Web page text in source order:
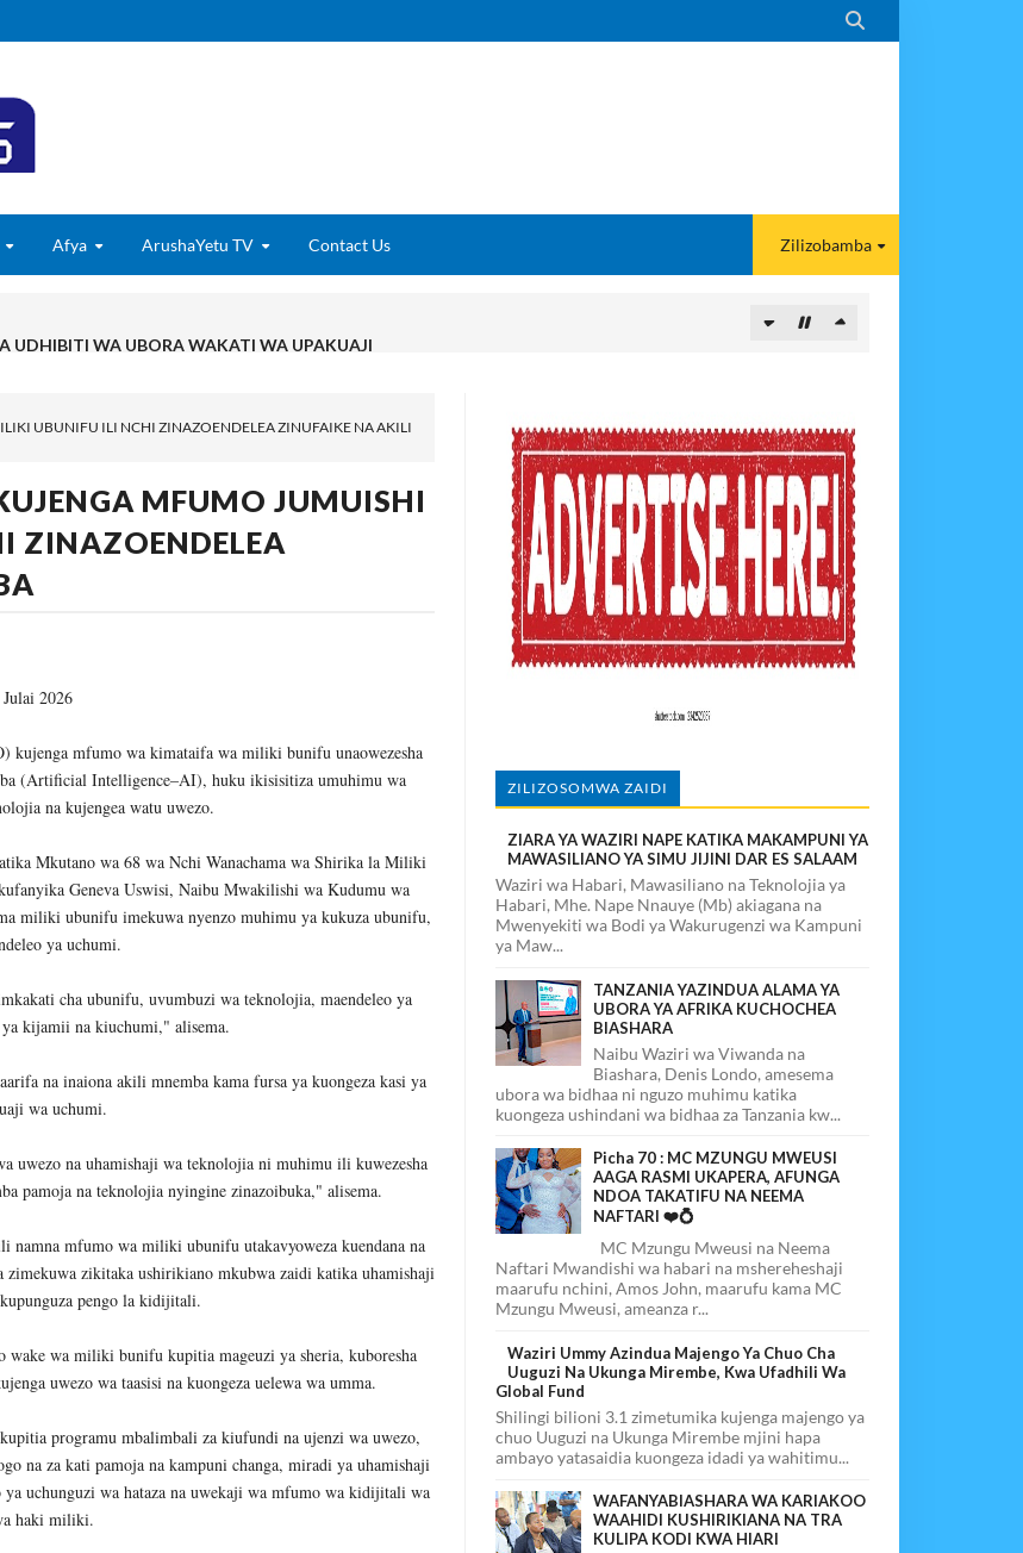

Afya ArushaYetu TV Contact Us Zilizobamba
UDHIBITI WA UBORA WAKATI WA UPAKUAJI
WAPONGEZWA KWA KUCHANGIA UTOSHELEVU WA CHAKULA NCHINI
Lilikuwa Halitoi Mavuno Hata Kidogo Wakati La Jirani Likistawi, Mpaka Laana Ya Ardhi Ilipondolewa
Mimi Na Kuanza Kutumia Pesa Zote Nje, Mpaka Dawa Ya Mvuto Na Mahaba Iliporudisha Heshima
Kisiri Bila Kufanya Cha Maana, Mpaka Nilipovunja Mtego Wa Chuma Ulete
WAHIMIZWA KUWEKEZA KWA WALEZI WENYE TAALUMA
BILIONI 10 ZA BIASHARA YA KABONI
UBUNIFU ILI NCHI ZINAZOENDELEA ZINUFAIKE NA AKILI
MFUMO JUMUISHI
ZINAZOENDELEA
2026
mfumo wa kimataifa wa miliki bunifu unaowezesha
(Artificial Intelligence–AI), huku ikisisitiza umuhimu wa
na kujengea watu uwezo.
Mkutano wa 68 wa Nchi Wanachama wa Shirika la Miliki
Geneva Uswisi, Naibu Mwakilishi wa Kudumu wa
miliki ubunifu imekuwa nyenzo muhimu ya kukuza ubunifu,
ya uchumi.
cha ubunifu, uvumbuzi wa teknolojia, maendeleo ya
ya kijamii na kiuchumi," alisema.
na inaiona akili mnemba kama fursa ya kuongeza kasi ya
wa uchumi.
na uhamishaji wa teknolojia ni muhimu ili kuwezesha
pamoja na teknolojia nyingine zinazoibuka," alisema.
mfumo wa miliki ubunifu utakavyoweza kuendana na
zikitaka ushirikiano mkubwa zaidi katika uhamishaji
pengo la kidijitali.
wake wa miliki bunifu kupitia mageuzi ya sheria, kuboresha
uwezo wa taasisi na kuongeza uelewa wa umma.
programu mbalimbali za kiufundi na ujenzi wa uwezo,
na za kati pamoja na kampuni changa, miradi ya uhamishaji
uchunguzi wa hataza na uwekaji wa mfumo wa kidijitali wa
haki miliki.
ZILIZOSOMWA ZAIDI
ZIARA YA WAZIRI NAPE KATIKA MAKAMPUNI YA
MAWASILIANO YA SIMU JIJINI DAR ES SALAAM
Waziri wa Habari, Mawasiliano na Teknolojia ya
Habari, Mhe. Nape Nnauye (Mb) akiagana na
Mwenyekiti wa Bodi ya Wakurugenzi wa Kampuni
ya Maw...
TANZANIA YAZINDUA ALAMA YA
UBORA YA AFRIKA KUCHOCHEA
BIASHARA
Naibu Waziri wa Viwanda na
Biashara, Denis Londo, amesema
ubora wa bidhaa ni nguzo muhimu katika
kuongeza ushindani wa bidhaa za Tanzania kw...
Picha 70 : MC MZUNGU MWEUSI
AAGA RASMI UKAPERA, AFUNGA
NDOA TAKATIFU NA NEEMA
NAFTARI ❤️💍
MC Mzungu Mweusi na Neema
Naftari Mwandishi wa habari na mshereheshaji
maarufu nchini, Amos John, maarufu kama MC
Mzungu Mweusi, ameanza r...
Waziri Ummy Azindua Majengo Ya Chuo Cha
Uuguzi Na Ukunga Mirembe, Kwa Ufadhili Wa
Global Fund
Shilingi bilioni 3.1 zimetumika kujenga majengo ya
chuo Uuguzi na Ukunga Mirembe mjini hapa
ambayo yatasaidia kuongeza idadi ya wahitimu...
WAFANYABIASHARA WA KARIAKOO
WAAHIDI KUSHIRIKIANA NA TRA
KULIPA KODI KWA HIARI